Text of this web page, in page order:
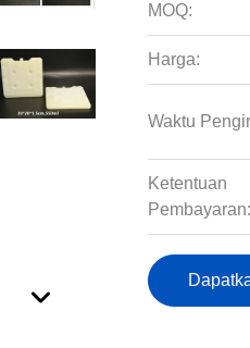
MOQ:
Harga:
Waktu
Ketentuan
Pembayaran: